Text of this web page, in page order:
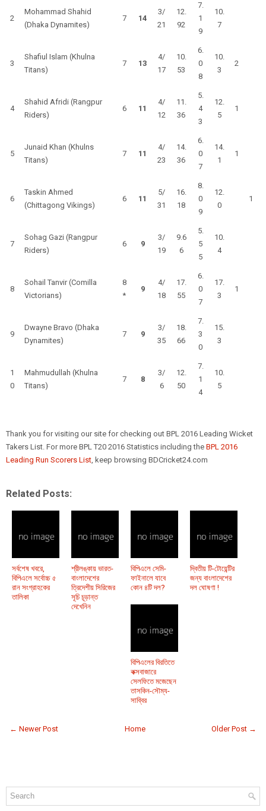
2
Mohammad Shahid
(Dhaka Dynamites)
7 14
3/
21
12.
92
7.
1
9
10.
7
3
Shafiul Islam (Khulna
Titans)
7 13
4/
17
10.
53
6.
0
8
10.
3
2
4
Shahid Afridi (Rangpur
Riders)
6 11
4/
12
11.
36
5.
4
3
12.
5
1
5
Junaid Khan (Khulns
Titans)
7 11
4/
23
14.
36
6.
0
7
14.
1
1
6
Taskin Ahmed
(Chittagong Vikings)
6 11
5/
31
16.
18
8.
0
9
12.
0
1
7
Sohag Gazi (Rangpur
Riders)
6 9
3/
19
9.6
6
5.
5
5
10.
4
8
Sohail Tanvir (Comilla
Victorians)
8
*
9
4/
18
17.
55
6.
0
7
17.
3
1
9
Dwayne Bravo (Dhaka
Dynamites)
7 9
3/
35
18.
66
7.
3
0
15.
3
1
0
Mahmudullah (Khulna
Titans)
7 8
3/
6
12.
50
7.
1
4
10.
5
Thank you for visiting our site for checking out BPL 2016 Leading Wicket
Takers List. For more BPL T20 2016 Statistics including the BPL 2016
Leading Run Scorers List, keep browsing BDCricket24.com
Related Posts:
সর্বশেষ খবরে,
বিপিএলে সর্বোচ্চ ৫
রান সংগ্রাহকের
তালিকা
শ্রীলঙ্কায় ভারত-
বাংলাদেশের
ত্রিদেশীয় সিরিজের
সূচি চূড়ান্ত
দেখেনিন
বিপিএলে সেমি-
ফাইনালে যাবে
কোন ৪টি দল?
দ্বিতীয় টি-টোয়েন্টির
জন্য বাংলাদেশের
দল ঘোষণা !
বিপিএলের বিরতিতে
কক্সবাজারে
সেলফিতে মজেছেন
তাসকিন-সৌম্য-
সাব্বির
← Newer Post Older Post →
Home